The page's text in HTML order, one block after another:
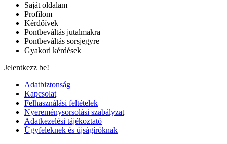
Saját oldalam
Profilom
Kérdőívek
Pontbeváltás jutalmakra
Pontbeváltás sorsjegyre
Gyakori kérdések
Jelentkezz be!
Adatbiztonság
Kapcsolat
Felhasználási feltételek
Nyereménysorsolási szabályzat
Adatkezelési tájékoztató
Ügyfeleknek és újságíróknak